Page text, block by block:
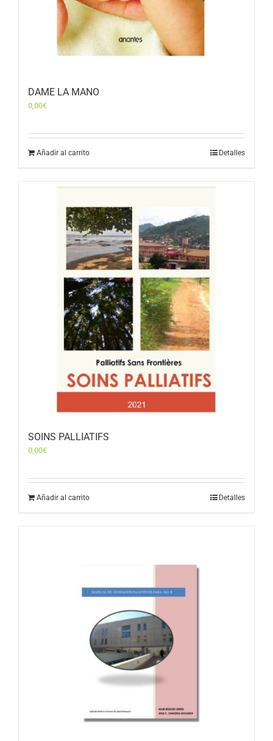
DAME LA MANO
0,00€
Añadir al carrito Detalles
SOINS PALLIATIFS
0,00€
Añadir al carrito Detalles